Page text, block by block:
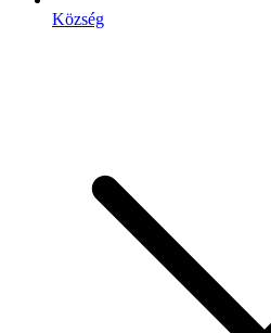
Község